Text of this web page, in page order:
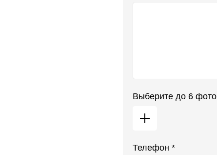
Выберите до 6 фото
Телефон *